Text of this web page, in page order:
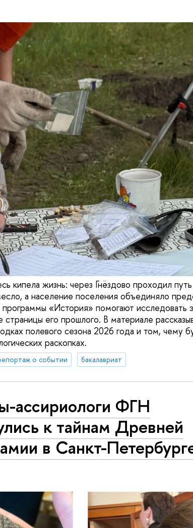
кипела жизнь: через Гнёздово проходил путь
а население поселения объединяло
«История» помогают исследовать
страницы его прошлого. В материале
полевого сезона 2026 года и том, чему
раскопках.
о событии бакалавриат
ассириологи ФГН
к тайнам Древней
в Санкт-